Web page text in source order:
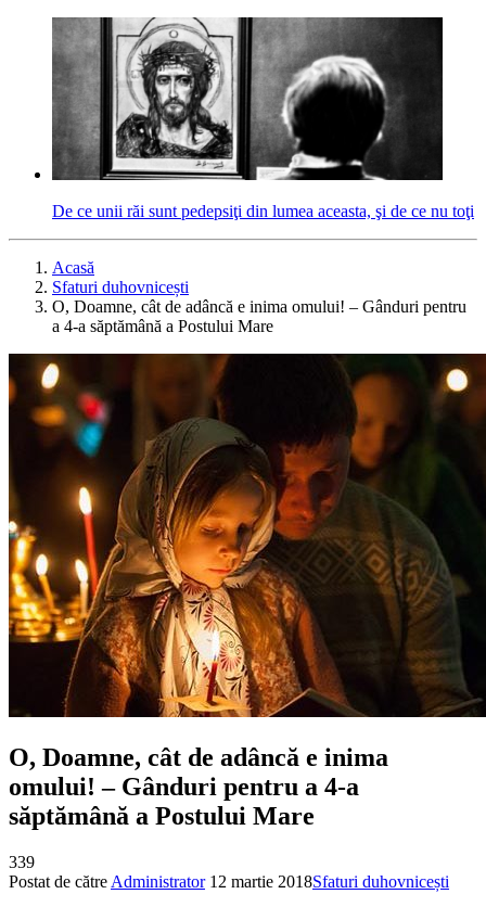
De ce unii răi sunt pedepsiţi din lumea aceasta, şi de ce nu toţi
Acasă
Sfaturi duhovnicești
O, Doamne, cât de adâncă e inima omului! – Gânduri pentru
a 4-a săptămână a Postului Mare
O, Doamne, cât de adâncă e inima
omului! – Gânduri pentru a 4-a
săptămână a Postului Mare
339
Postat de către Administrator 12 martie 2018Sfaturi duhovnicești